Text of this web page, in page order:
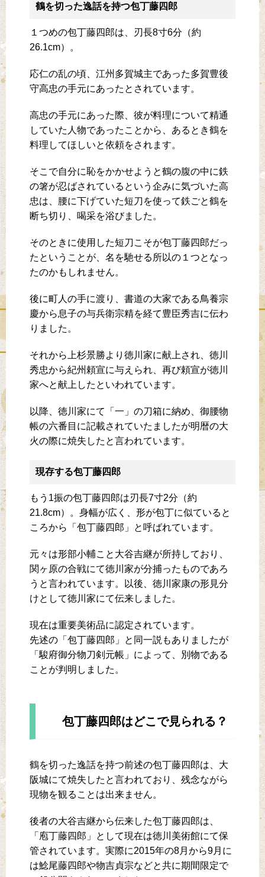
鶴を切った逸話を持つ包丁藤四郎
１つめの包丁藤四郎は、刃長8寸6分（約
26.1cm）。
応仁の乱の頃、江州多賀城主であった多賀豊後
守高忠の手元にあったとされています。
高忠の手元にあった際、彼が料理について精通
していた人物であったことから、あるとき鶴を
料理してほしいと依頼をされます。
そこで自分に恥をかかせようと鶴の腹の中に鉄
の箸が忍ばされているという企みに気づいた高
忠は、腰に下げていた短刀を使って鉄ごと鶴を
断ち切り、喝采を浴びました。
そのときに使用した短刀こそが包丁藤四郎だっ
たということが、名を馳せる所以の１つとなっ
たのかもしれません。
後に町人の手に渡り、書道の大家である鳥養宗
慶から息子の与兵衛宗精を経て豊臣秀吉に伝わ
りました。
それから上杉景勝より徳川家に献上され、徳川
秀忠から紀州頼宣に与えられ、再び頼宣が徳川
家へと献上したといわれています。
以降、徳川家にて「一」の刀箱に納め、御腰物
帳の六番目に記載されていたましたが明暦の大
火の際に焼失したと言われています。
現存する包丁藤四郎
もう1振の包丁藤四郎は刃長7寸2分（約
21.8cm）。身幅が広く、形が包丁に似ていると
ころから「包丁藤四郎」と呼ばれています。
元々は形部小輔こと大谷吉継が所持しており、
関ヶ原の合戦にて徳川家が分捕ったものであろ
うと言われています。以後、徳川家康の形見分
けとして徳川家にて伝来しました。
現在は重要美術品に認定されています。
先述の「包丁藤四郎」と同一説もありましたが
「駿府御分物刀剣元帳」によって、別物である
ことが判明しました。
包丁藤四郎はどこで見られる？
鶴を切った逸話を持つ前述の包丁藤四郎は、大
阪城にて焼失したと言われており、残念ながら
現物を観ることは出来ません。
後者の大谷吉継から伝来した包丁藤四郎は、
「庖丁藤四郎」として現在は徳川美術館にて保
管されています。実際に2015年の8月から9月に
は鯰尾藤四郎や物吉貞宗などと共に期間限定で